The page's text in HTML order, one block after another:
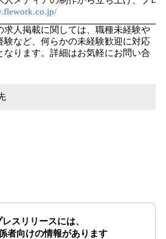
人掲載に関しては、職種未経験や
験など、何らかの未経験歓迎に対応
なります。詳細はお気軽にお問い合
スリリースには、
者向けの情報があります